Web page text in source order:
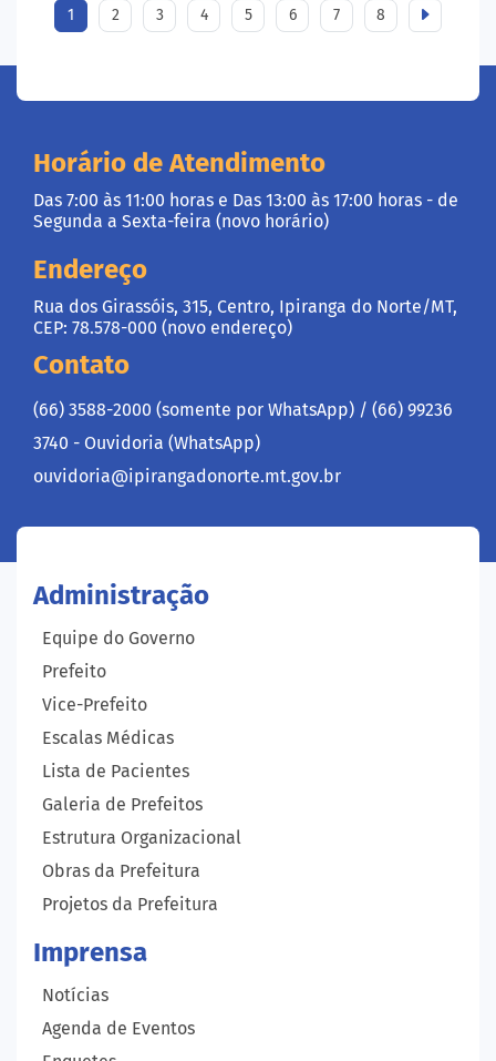
1 2 3 4 5 6 7 8
Horário de Atendimento
Das 7:00 às 11:00 horas e Das 13:00 às 17:00 horas - de
Segunda a Sexta-feira (novo horário)
Endereço
Rua dos Girassóis, 315, Centro, Ipiranga do Norte/MT,
CEP: 78.578-000 (novo endereço)
Contato
(66) 3588-2000 (somente por WhatsApp) / (66) 99236
3740 - Ouvidoria (WhatsApp)
ouvidoria@ipirangadonorte.mt.gov.br
Administração
Equipe do Governo
Prefeito
Vice-Prefeito
Escalas Médicas
Lista de Pacientes
Galeria de Prefeitos
Estrutura Organizacional
Obras da Prefeitura
Projetos da Prefeitura
Imprensa
Notícias
Agenda de Eventos